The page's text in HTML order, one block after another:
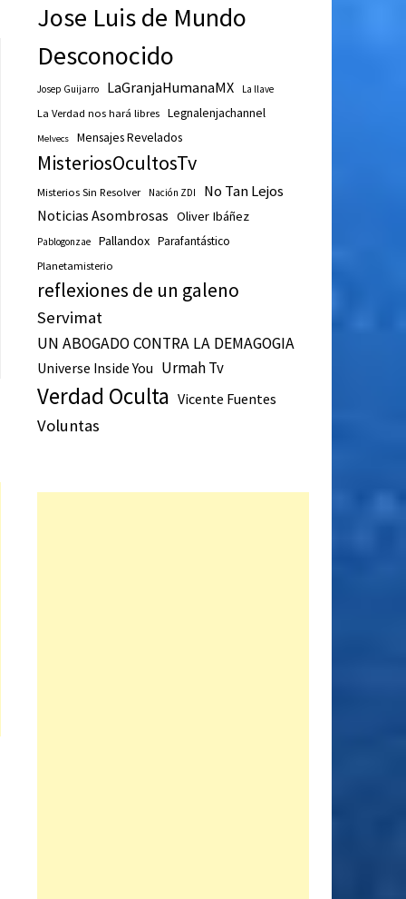
Jose Luis de Mundo
Desconocido
Josep Guijarro LaGranjaHumanaMX La llave
La Verdad nos hará libres Legnalenjachannel
Melvecs Mensajes Revelados
MisteriosOcultosTv
Misterios Sin Resolver Nación ZDI No Tan Lejos
Noticias Asombrosas Oliver Ibáñez
Pablogonzae Pallandox Parafantástico
Planetamisterio
reflexiones de un galeno
Servimat
UN ABOGADO CONTRA LA DEMAGOGIA
Universe Inside You Urmah Tv
Verdad Oculta Vicente Fuentes
Voluntas